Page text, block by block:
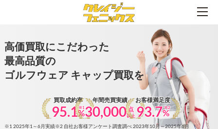
高価買取にこだわった
最高品質の
ゴルフウェア キャップ買取を
買取成約率
95.1※1
%
年間売買実績
30,000 点
以上
お客様満足度
93.7 ※2
%
※1 2025年1～6月実績※2 自社お客様アンケート調査調べ 2023年10月～2025年6月